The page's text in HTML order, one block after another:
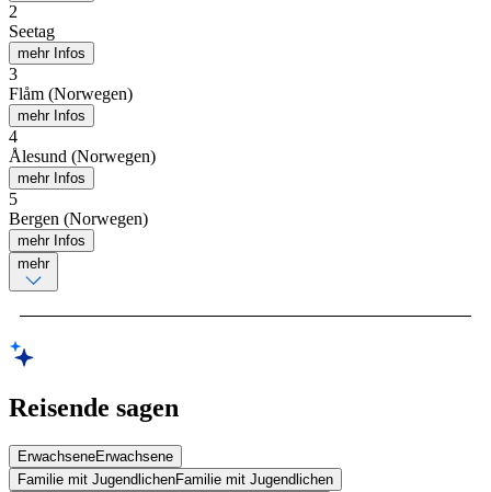
2
Seetag
mehr Infos
3
Flåm (Norwegen)
mehr Infos
4
Ålesund (Norwegen)
mehr Infos
5
Bergen (Norwegen)
mehr Infos
mehr
Reisende sagen
ErwachseneErwachsene
Familie mit JugendlichenFamilie mit Jugendlichen